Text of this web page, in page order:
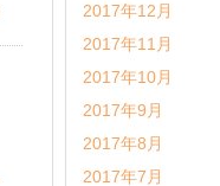
2017年12月
2017年11月
2017年10月
2017年9月
2017年8月
2017年7月